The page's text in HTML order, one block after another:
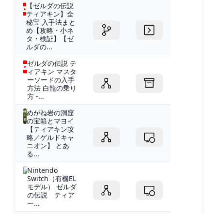
【ゼルダの伝説
ティアキン】全
秘宝 入手法まと
め【攻略・小ネ
タ・検証】【ゼ
ルダの...
ゼルダの伝説 テ
ィアキン マスタ
ーソードの入手
方法 白龍の乗り
方 -...
めがね岩の洞窟
の宝箱とマヨイ
【ティアキン攻
略／ゲルドキャ
ニオン】 とあ
る...
Nintendo
Switch（有機EL
モデル） ゼルダ
の伝説 ティア
ー...